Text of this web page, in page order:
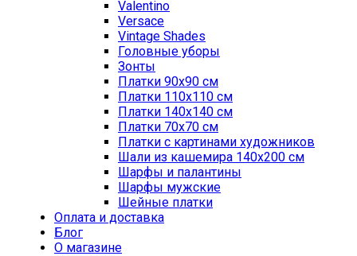
Valentino
Versace
Vintage Shades
Головные уборы
Зонты
Платки 90х90 см
Платки 110х110 см
Платки 140х140 см
Платки 70х70 см
Платки с картинами художников
Шали из кашемира 140х200 см
Шарфы и палантины
Шарфы мужские
Шейные платки
Оплата и доставка
Блог
О магазине